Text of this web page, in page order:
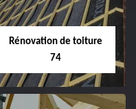
Rénovation de toiture
74